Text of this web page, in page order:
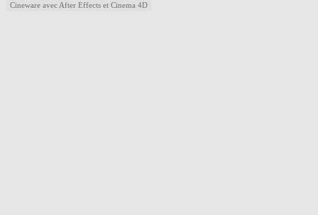
Cineware avec After Effects et Cinema 4D